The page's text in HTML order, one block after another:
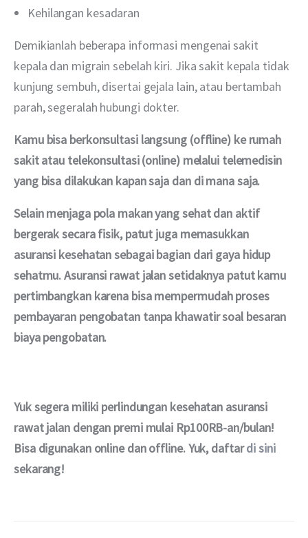
Kehilangan kesadaran
Demikianlah beberapa informasi mengenai sakit
kepala dan migrain sebelah kiri. Jika sakit kepala tidak
kunjung sembuh, disertai gejala lain, atau bertambah
parah, segeralah hubungi dokter.
Kamu bisa berkonsultasi langsung (offline) ke rumah
sakit atau telekonsultasi (online) melalui telemedisin
yang bisa dilakukan kapan saja dan di mana saja.
Selain menjaga pola makan yang sehat dan aktif
bergerak secara fisik, patut juga memasukkan
asuransi kesehatan sebagai bagian dari gaya hidup
sehatmu. Asuransi rawat jalan setidaknya patut kamu
pertimbangkan karena bisa mempermudah proses
pembayaran pengobatan tanpa khawatir soal besaran
biaya pengobatan.
Yuk segera miliki perlindungan kesehatan asuransi
rawat jalan dengan premi mulai Rp100RB-an/bulan!
Bisa digunakan online dan offline. Yuk, daftar di sini
sekarang!